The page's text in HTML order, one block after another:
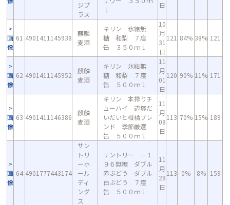
ジプ
ラス
ｌ
日
画
像
61 4901411145938
麒麟
麦酒
キリン 氷結無
糖 和梨 ７度
缶 ３５０ｍｌ
10
月
31
日
121 84% 38% 121
画
像
62 4901411145952
麒麟
麦酒
キリン 氷結無
糖 和梨 ７度
缶 ５００ｍｌ
11
月
01
日
120 90% 11% 171
画
像
63 4901411146386
麒麟
麦酒
キリン 本搾りチ
ューハイ 辺塚だ
いだいと柑橘ブレ
ンド 季節厳選
缶 ５００ｍｌ
11
月
08
日
113 70% 15% 189
画
像
64 4901777443174
サン
トリ
ーホ
ール
ディ
ング
ス
サントリー －１
９６無糖 ダブル
赤ぶどう ダブル
白ぶどう ７度
缶 ５００ｍｌ
11
月
28
日
113 0% 8% 159